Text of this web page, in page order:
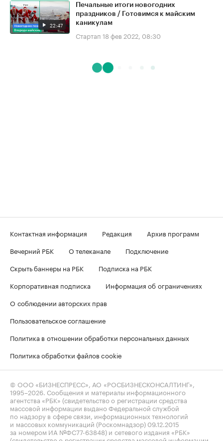
22:47
Печальные итоги новогодних
праздников / Готовимся к майским
каникулам
Стартап 18 фев 2022, 08:30
Контактная информация Редакция
Архив программ
Вечерний РБК
О телеканале
Подключение
Скрыть баннеры на РБК
Подписка на РБК
Корпоративная подписка
Информация об ограничениях
О соблюдении авторских прав
Пользовательское соглашение
Политика в отношении обработки персональных данных
Политика обработки файлов cookie
© ООО «БИЗНЕСПРЕСС», АО «РОСБИЗНЕСКОНСАЛТИНГ»,
1995–2026 . Сообщения и материалы информационного
агентства «РБК» (свидетельство о регистрации средства
массовой информации выдано Федеральной службой
по надзору в сфере связи, информационных технологий
и массовых коммуникаций (Роскомнадзор) 09.12.2015
за номером ИА №ФС77-63848) и сетевого издания «РБК»